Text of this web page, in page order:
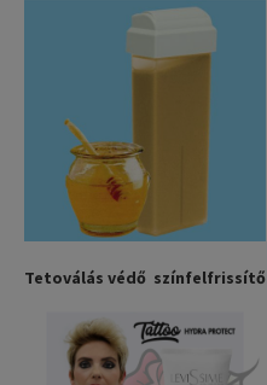
Tetoválás védő színfelfrissítő